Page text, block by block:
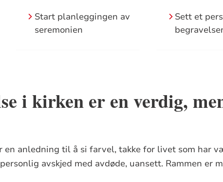
Start planleggingen av
seremonien
Sett et
i kirken er en verdig,
en anledning til å si farvel, takke for livet som har
avskjed med avdøde, uansett. Rammen er